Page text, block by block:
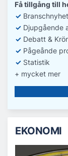
Få tillgång till
✓
✓ Djupgående
✓ Debatt &
✓ Pågeånde
✓ Statistik
+ mycket mer
EKONOMI